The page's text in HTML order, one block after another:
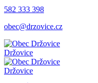
582 333 398
obec@drzovice.cz
Držovice
Držovice